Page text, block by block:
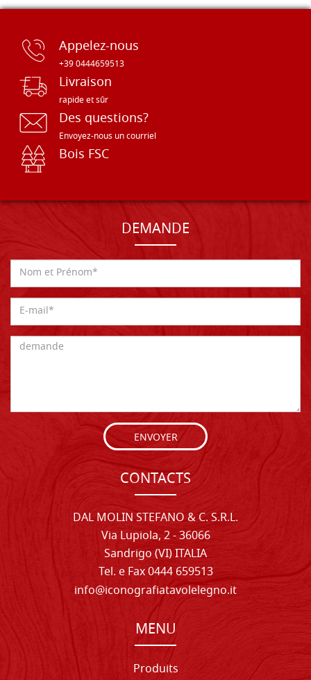
Appelez-nous
+39 0444659513
Livraison
rapide et sûr
Des questions?
Envoyez-nous un courriel
Bois FSC
DEMANDE
ENVOYER
CONTACTS
DAL MOLIN STEFANO & C. S.R.L.
Via Lupiola, 2 - 36066
Sandrigo (VI) ITALIA
Tel. e Fax 0444 659513
info@iconografiatavolelegno.it
MENU
Produits